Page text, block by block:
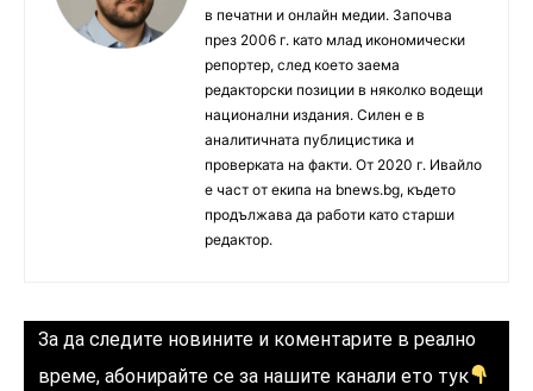
в печатни и онлайн медии. Започва
през 2006 г. като млад икономически
репортер, след което заема
редакторски позиции в няколко водещи
национални издания. Силен е в
аналитичната публицистика и
проверката на факти. От 2020 г. Ивайло
е част от екипа на bnews.bg, където
продължава да работи като старши
редактор.
За да следите новините и коментарите в реално
време, абонирайте се за нашите канали ето тук